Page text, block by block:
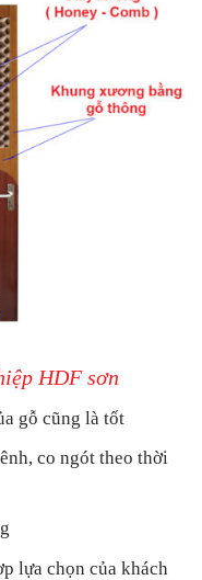
HDF sơn
gỗ cũng là tốt
co ngót theo thời
lựa chọn của khách